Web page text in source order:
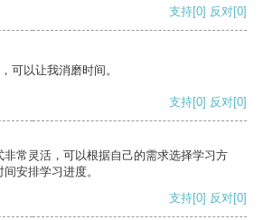
支持[0] 反对[0]
可以让我消磨时间。
支持[0] 反对[0]
常灵活，可以根据自己的需求选择学习方
安排学习进度。
支持[0] 反对[0]